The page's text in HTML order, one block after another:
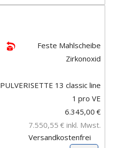
Feste Mahlscheibe
Zirkonoxid
PULVERISETTE 13 classic line
1 pro VE
6.345,00 €
7.550,55 € inkl. Mwst.
Versandkostenfrei